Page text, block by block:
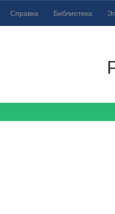
Справка Библиотека